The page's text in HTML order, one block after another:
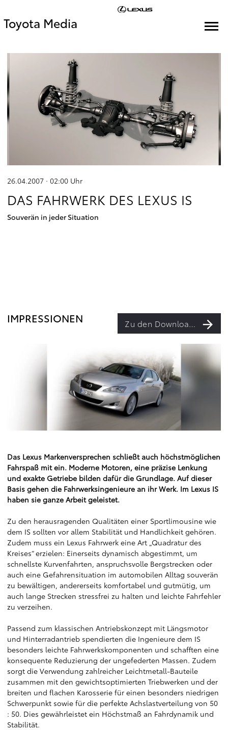
Toyota Media
26.04.2007 · 02:00 Uhr
DAS FAHRWERK DES LEXUS IS
Souverän in jeder Situation
IMPRESSIONEN Zu den Downloads
Das Lexus Markenversprechen schließt auch höchstmöglichen
Fahrspaß mit ein. Moderne Motoren, eine präzise Lenkung
und exakte Getriebe bilden dafür die Grundlage. Auf dieser
Basis gehen die Fahrwerksingenieure an ihr Werk. Im Lexus IS
haben sie ganze Arbeit geleistet.
Zu den herausragenden Qualitäten einer Sportlimousine wie
dem IS sollten vor allem Stabilität und Handlichkeit gehören.
Zudem muss ein Lexus Fahrwerk eine Art „Quadratur des
Kreises“ erzielen: Einerseits dynamisch abgestimmt, um
schnellste Kurvenfahrten, anspruchsvolle Bergstrecken oder
auch eine Gefahrensituation im automobilen Alltag souverän
zu bewältigen, andererseits komfortabel und gutmütig, um
auch lange Strecken stressfrei zu halten und leichte Fahrfehler
zu verzeihen.
Passend zum klassischen Antriebskonzept mit Längsmotor
und Hinterradantrieb spendierten die Ingenieure dem IS
besonders leichte Fahrwerkskomponenten und schafften eine
konsequente Reduzierung der ungefederten Massen. Zudem
sorgt die Verwendung zahlreicher Leichtmetall-Bauteile
zusammen mit den gewichtsoptimierten Triebwerken und der
breiten und flachen Karosserie für einen besonders niedrigen
Schwerpunkt sowie für die perfekte Achslastverteilung von 50
: 50. Dies gewährleistet ein Höchstmaß an Fahrdynamik und
Stabilität.